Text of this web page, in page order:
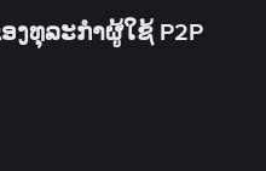
ງທຸລະກໍາຜູ້ໃຊ້ P2P